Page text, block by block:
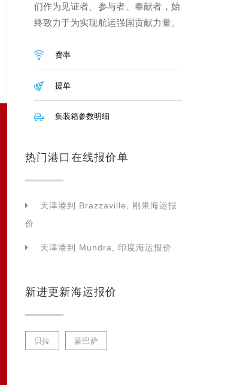
们作为见证者、参与者、奉献者，始
终致力于为实现航运强国贡献力量。
费率
提单
集装箱参数明细
热门港口在线报价单
天津港到 Brazzaville, 刚果海运报
价
天津港到 Mundra, 印度海运报价
新进更新海运报价
贝拉 蒙巴萨